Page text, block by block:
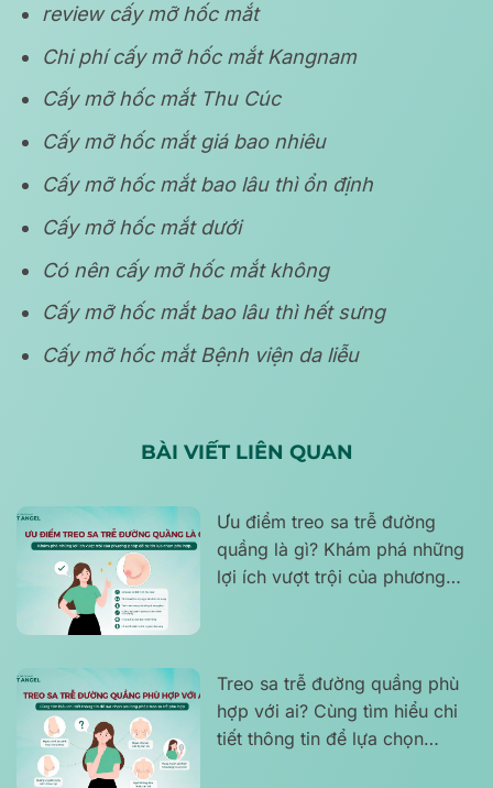
review cấy mỡ hốc mắt
Chi phí cấy mỡ hốc mắt Kangnam
Cấy mỡ hốc mắt Thu Cúc
Cấy mỡ hốc mắt giá bao nhiêu
Cấy mỡ hốc mắt bao lâu thì ổn định
Cấy mỡ hốc mắt dưới
Có nên cấy mỡ hốc mắt không
Cấy mỡ hốc mắt bao lâu thì hết sưng
Cấy mỡ hốc mắt Bệnh viện da liễu
BÀI VIẾT LIÊN QUAN
Ưu điểm treo sa trễ đường
quầng là gì? Khám phá những
lợi ích vượt trội của phương
Treo sa trễ đường quầng phù
hợp với ai? Cùng tìm hiểu chi
tiết thông tin để lựa chọn